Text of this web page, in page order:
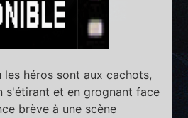
les héros sont aux cachots,
s'étirant et en grognant face
brève à une scène